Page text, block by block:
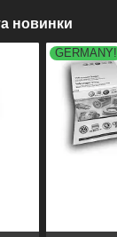
новинки
GERMANY!